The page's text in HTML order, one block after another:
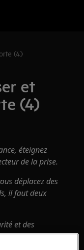
(4)
et
(4)
éteignez
de laprise.
déplacez des
il faut deux
et des